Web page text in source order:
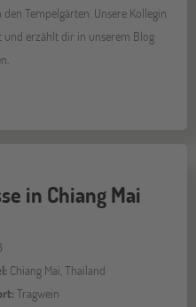
Tempelgärten. Unsere Kollegin
und erzählt dir in unserem Blog
in Chiang Mai
Chiang Mai, Thailand
Tragwein